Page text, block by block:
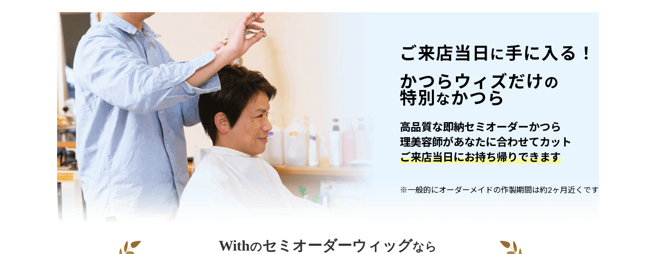
ご来店当日 に手に入る！
かつらウィズだけの
特別 なかつら
高品質な即納セミオーダーかつら
理美容師があなたに合わせてカット
ご来店当日にお持ち帰りできます
※一般的にオーダーメイドの作製期間は約2ヶ月近くです
Withのセミオーダーウィッグなら